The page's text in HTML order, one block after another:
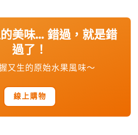
美味... 錯過，就是錯
過了！
又生的原始水果風味～
線上購物